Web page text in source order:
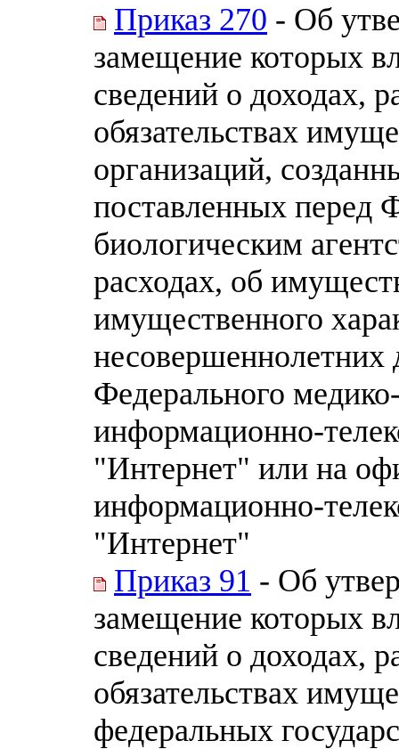
Приказ 270 - Об
замещение которых
сведений о доходах,
обязательствах
организаций,
поставленных перед
биологическим
расходах, об
имущественного
несовершеннолетних
Федерального
информационно-
"Интернет" или на
информационно-
"Интернет"
Приказ 91 - Об
замещение которых
сведений о доходах,
обязательствах
федеральных